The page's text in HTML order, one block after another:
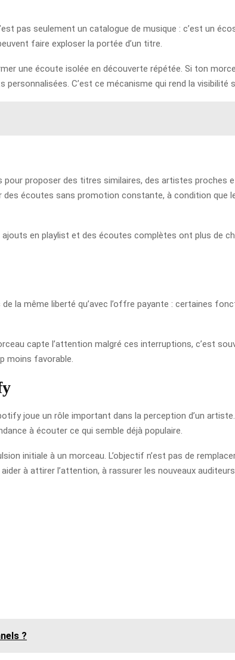
pas seulement un catalogue de musique : c’est un
faire exploser la portée d’un titre.
une écoute isolée en découverte répétée. Si ton
C’est ce mécanisme qui rend la visibilité
proposer des titres similaires, des artistes proches
écoutes sans promotion constante, à condition que
en playlist et des écoutes complètes ont plus de
la même liberté qu’avec l’offre payante : certaines
capte l’attention malgré ces interruptions, c’est
moins favorable.
joue un rôle important dans la perception d’un
à écouter ce qui semble déjà populaire.
initiale à un morceau. L’objectif n’est pas de
à attirer l’attention, à rassurer les nouveaux
?